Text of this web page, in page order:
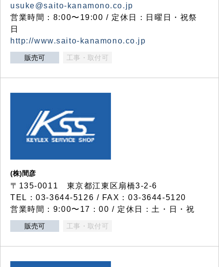
usuke@saito-kanamono.co.jp
営業時間：8:00〜19:00 / 定休日：日曜日・祝祭
日
http://www.saito-kanamono.co.jp
販売可 工事・取付可
(株)間彦
〒135-0011 東京都江東区扇橋3-2-6
TEL：03-3644-5126 / FAX：03-3644-5120
営業時間：9:00〜17：00 / 定休日：土・日・祝
販売可 工事・取付可